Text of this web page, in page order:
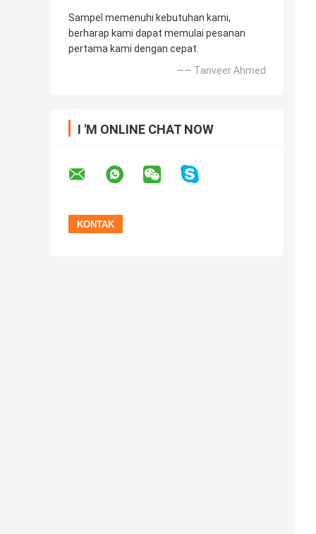
Sampel memenuhi kebutuhan kami,
berharap kami dapat memulai pesanan
pertama kami dengan cepat.
—— Tanveer Ahmed
I 'M ONLINE CHAT NOW